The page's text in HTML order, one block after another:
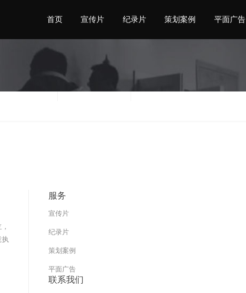
首页 宣传片 纪录片 策划案例 平面广告
服务
宣传片
纪录片
策划案例
平面广告
联系我们